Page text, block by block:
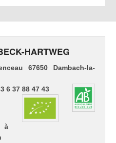
HARTWEG
67650 Dambach-la-
6 37 88 47 43
à